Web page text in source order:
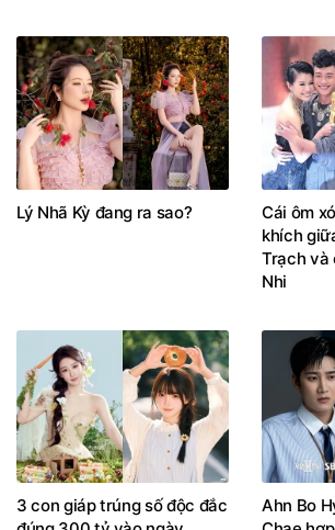
Lý Nhã Kỳ đang ra sao?
Cái ôm
khích
Trạch và
Nhi
3 con giáp trúng số độc đắc
Ahn Bo